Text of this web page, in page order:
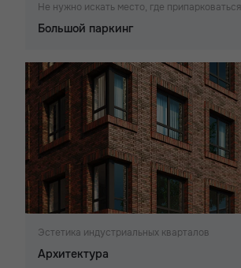
Не нужно искать место, где припарковаться
Большой паркинг
Эстетика индустриальных кварталов
Архитектура